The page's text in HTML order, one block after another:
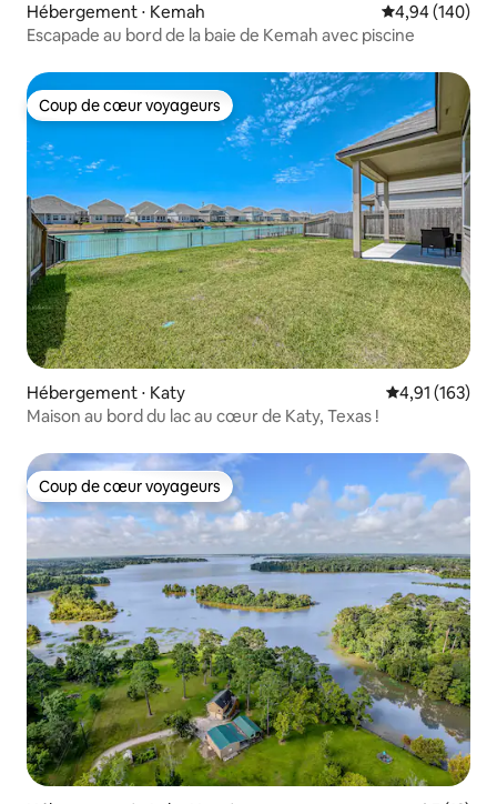
Hébergement ⋅ Kemah Évaluation
4,94 (140)
Escapade au bord de la baie de Kemah avec piscine
Coup de cœur voyageurs
Coup de cœur voyageurs
Hébergement ⋅ Katy Évaluation
4,91 (163)
Maison au bord du lac au cœur de Katy, Texas !
Coup de cœur voyageurs
Coup de cœur voyageurs